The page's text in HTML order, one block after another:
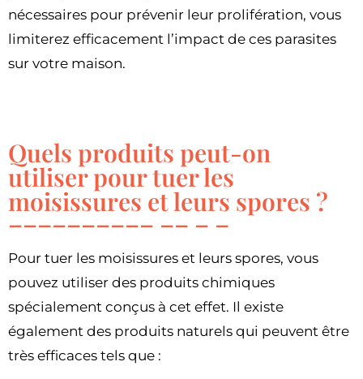
nécessaires pour prévenir leur prolifération, vous
limiterez efficacement l’impact de ces parasites
sur votre maison.
Quels produits peut-on
utiliser pour tuer les
moisissures et leurs spores ?
Pour tuer les moisissures et leurs spores, vous
pouvez utiliser des produits chimiques
spécialement conçus à cet effet. Il existe
également des produits naturels qui peuvent être
très efficaces tels que :